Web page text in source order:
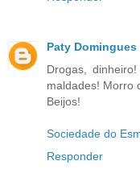
Paty Domingues
Drogas,
maldades! Morro
Beijos!
Sociedade do
Responder